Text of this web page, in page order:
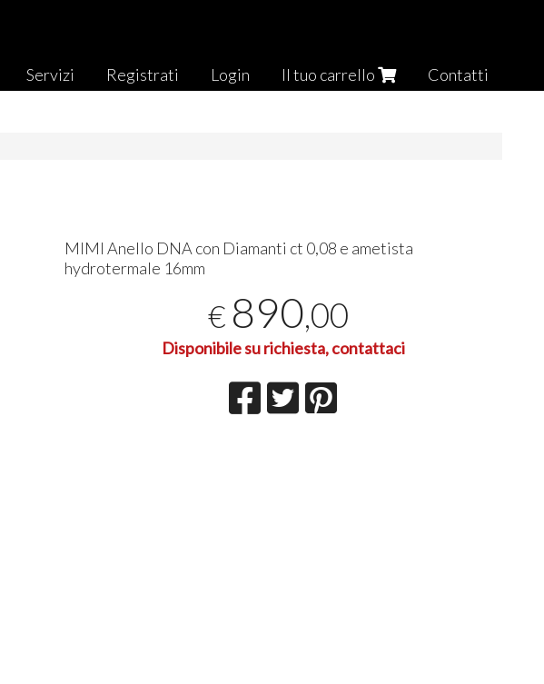
Servizi Registrati Login Il tuo carrello Contatti
MIMI Anello DNA con Diamanti ct 0,08 e ametista
hydrotermale 16mm
€ 890,00
Disponibile su richiesta, contattaci